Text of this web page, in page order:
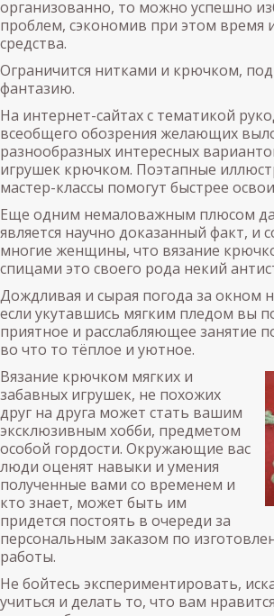
организованно, то можно успешно
проблем, сэкономив при этом время
средства.
Ограничится нитками и крючком,
фантазию.
На интернет-сайтах с тематикой
всеобщего обозрения желающих
разнообразных интересных
игрушек крючком. Поэтапные
мастер-классы помогут быстрее
Еще одним немаловажным плюсом
является научно доказанный факт, и
многие женщины, что вязание
спицами это своего рода некий
Дождливая и сырая погода за окном
если укутавшись мягким пледом вы
приятное и расслабляющее занятие
во что то тёплое и уютное.
Вязание крючком мягких и
забавных игрушек, не похожих
друг на друга может стать вашим
эксклюзивным хобби, предметом
особой гордости. Окружающие вас
люди оценят навыки и умения
полученные вами со временем и
кто знает, может быть им
придется постоять в очереди за
персональным заказом по
работы.
Не бойтесь экспериментировать,
учиться и делать то, что вам